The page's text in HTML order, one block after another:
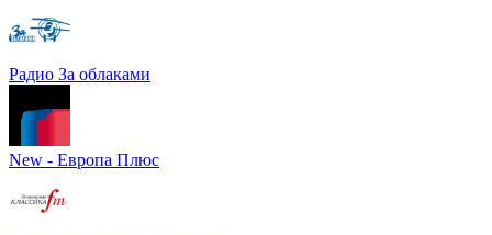
Радио За облаками
New - Европа Плюс